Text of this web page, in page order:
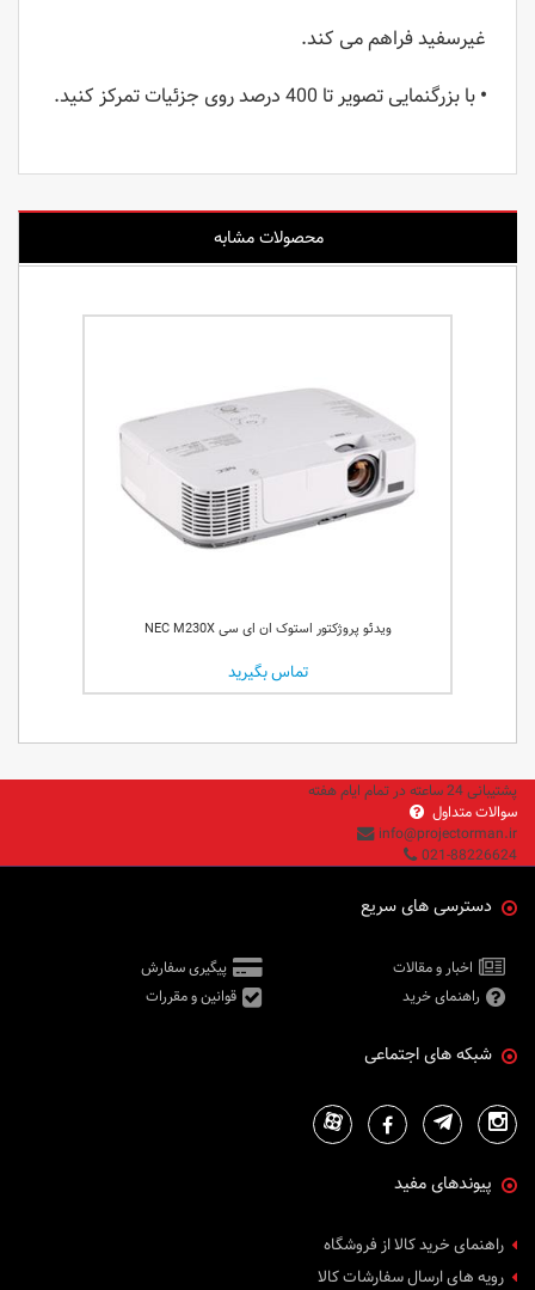
غیرسفید فراهم می کند.
•با بزرگنمایی تصویر تا 400 درصد روی جزئیات تمرکز کنید.
محصولات مشابه
ویدئو پروژکتور استوک ان ای سی NEC M230X
تماس بگیرید
پشتیبانی 24 ساعته در تمام ایام هفته
سوالات متداول
info@projectorman.ir
021-88226624
دسترسی های سریع
اخبار و مقالات
پیگیری سفارش
راهنمای خرید
قوانین و مقررات
شبکه های اجتماعی
پیوندهای مفید
راهنمای خرید کالا از فروشگاه
رویه های ارسال سفارشات کالا